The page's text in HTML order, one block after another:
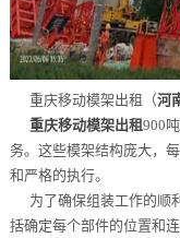
重庆移动模架出租（河
重庆移动模架出租900
务。这些模架结构庞大，
和严格的执行。
为了确保组装工作的顺
括确定每个部件的位置和